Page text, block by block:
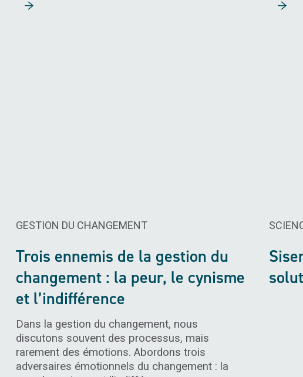
Lire la suite Lire
GESTION DU CHANGEMENT
Trois ennemis de la gestion du
changement : la peur, le cynisme
et l’indifférence
Dans la gestion du changement, nous
discutons souvent des processus, mais
rarement des émotions. Abordons trois
adversaires émotionnels du changement : la